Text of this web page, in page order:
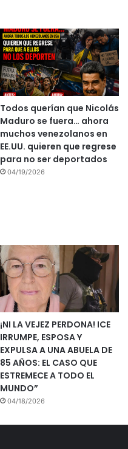
Todos querían que Nicolás
Maduro se fuera… ahora
muchos venezolanos en
EE.UU. quieren que regrese
para no ser deportados
04/19/2026
¡NI LA VEJEZ PERDONA! ICE
IRRUMPE, ESPOSA Y
EXPULSA A UNA ABUELA DE
85 AÑOS: EL CASO QUE
ESTREMECE A TODO EL
MUNDO”
04/18/2026